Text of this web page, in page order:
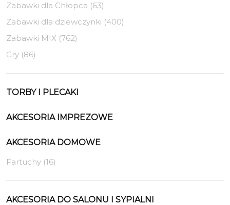
Zabawki dla Chłopca (63)
Zabawki dla dziewczynki (400)
Zabawki MIX (762)
Gry (86)
TORBY I PLECAKI
AKCESORIA IMPREZOWE
AKCESORIA DOMOWE
Fartuchy (16)
AKCESORIA DO SALONU I SYPIALNI